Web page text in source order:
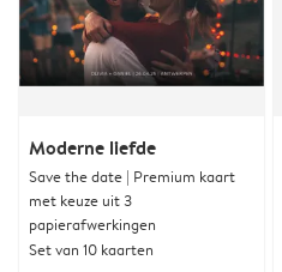
Moderne liefde
Save the date | Premium kaart
met keuze uit 3
papierafwerkingen
Set van 10 kaarten